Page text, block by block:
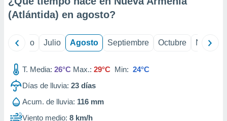
e
publicidad
publicidad
(Atlántida) en agosto?
Junio Julio Agosto Septiembre Octubre
T. Media: 26°C Max.: 29°C Min: 24°C
Días de lluvia: 23 días
Acum. de lluvia: 116 mm
Viento medio: 8 km/h